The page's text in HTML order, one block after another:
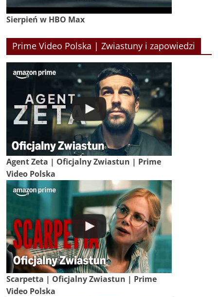
Sierpień w HBO Max
Prime Video Polska | Zwiastuny i zapowiedzi
Agent Zeta | Oficjalny Zwiastun | Prime
Video Polska
Scarpetta | Oficjalny Zwiastun | Prime
Video Polska